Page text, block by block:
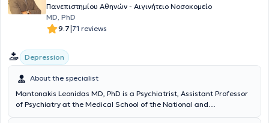
Πανεπιστημίου Αθηνών - Αιγινήτειο Νοσοκομείο
MD, PhD
9.7|71 reviews
Depression
About the specialist
Mantonakis Leonidas MD, PhD is a Psychiatrist, Assistant Professor
of Psychiatry at the Medical School of the National and